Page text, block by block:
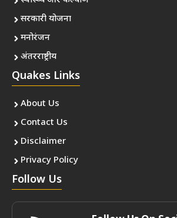
सरकारी योजना
मनोरंजन
अंतरराष्ट्रीय
Quakes Links
About Us
Contact Us
Disclaimer
Privacy Policy
Follow Us